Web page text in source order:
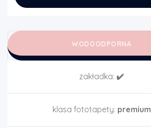
WODOODPORNA
zakładka: ✔️
klasa fototapety: premium